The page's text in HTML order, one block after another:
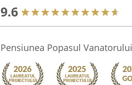
9.6
Pensiunea Popasul Vanatorului